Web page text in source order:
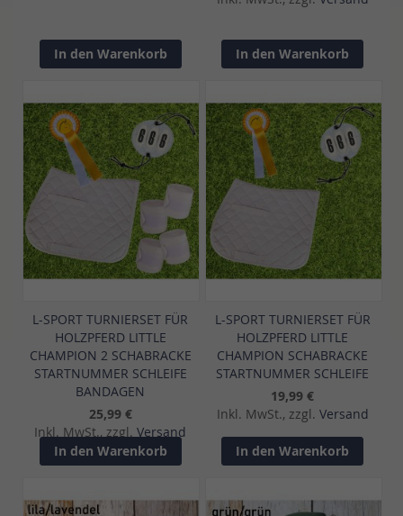
In den Warenkorb In den Warenkorb
L-SPORT TURNIERSET FÜR
HOLZPFERD LITTLE
CHAMPION 2 SCHABRACKE
STARTNUMMER SCHLEIFE
BANDAGEN
25,99 €
Inkl. MwSt., zzgl. Versand
In den Warenkorb
L-SPORT TURNIERSET FÜR
HOLZPFERD LITTLE
CHAMPION SCHABRACKE
STARTNUMMER SCHLEIFE
19,99 €
Inkl. MwSt., zzgl. Versand
In den Warenkorb